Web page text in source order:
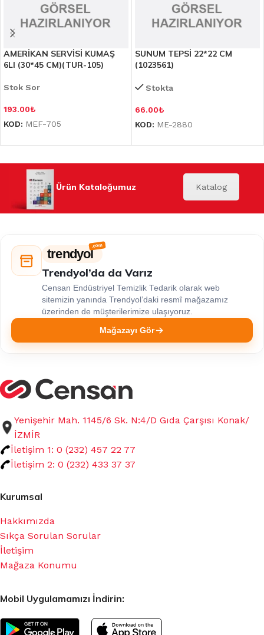
AMERİKAN SERVİSİ KUMAŞ
6LI (30*45 CM)(TUR-105)
Stok Sor
193.00₺
KOD: MEF-705
SUNUM TEPSİ 22*22 CM
(1023561)
Stokta
66.00₺
KOD: ME-2880
Ürün Kataloğumuz Katalog
trendyol
Trendyol’da da Varız
Censan Endüstriyel Temizlik Tedarik olarak web
sitemizin yanında Trendyol’daki resmî mağazamız
üzerinden de müşterilerimize ulaşıyoruz.
Mağazayı Gör
Yenişehir Mah. 1145/6 Sk. N:4/D Gıda Çarşısı Konak/
İZMİR
İletişim 1: 0 (232) 457 22 77
İletişim 2: 0 (232) 433 37 37
Kurumsal
Hakkımızda
Sıkça Sorulan Sorular
İletişim
Mağaza Konumu
Mobil Uygulamamızı İndirin: